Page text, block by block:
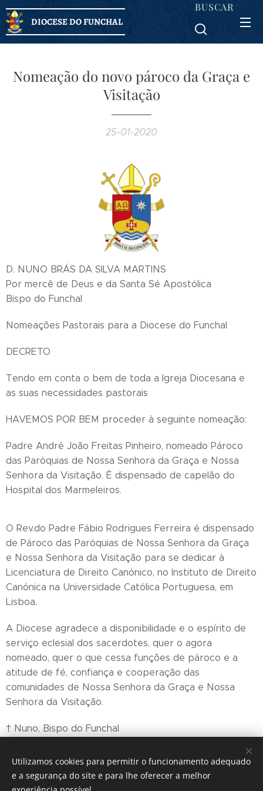
DIOCESE DO FUNCHAL
BUSCAR
Nomeação do novo pároco da Graça e
Visitação
25-01-2020
D. NUNO BRÁS DA SILVA MARTINS
Por mercê de Deus e da Santa Sé Apostólica
Bispo do Funchal
Nomeações Pastorais para a Diocese do Funchal
DECRETO
Tendo em conta o bem de toda a Igreja Diocesana e
as suas necessidades pastorais
HAVEMOS POR BEM proceder à seguinte nomeação:
Padre André João Freitas Pinheiro, nomeado Pároco
das Paróquias de Nossa Senhora da Graça e Nossa
Senhora da Visitação. É dispensado de capelão do
Hospital dos Marmeleiros.
O Rev.do Padre Fábio Rodrigues Ferreira é dispensado
de Pároco das Paróquias de Nossa Senhora da Graça
e Nossa Senhora da Visitação para se dedicar à
Licenciatura de Direito Canónico, no Instituto de Direito
Canónica na Universidade Católica Portuguesa, em
Lisboa.
A Diocese agradece a disponibilidade e o espírito de
serviço eclesial dos sacerdotes, quer o agora
nomeado, quer o que cessa funções de pároco e a
atitude de fé, confiança e cooperação das
comunidades de Nossa Senhora da Graça e Nossa
Senhora da Visitação.
† Nuno, Bispo do Funchal
Utilizamos cookies para permitir o funcionamento adequado
e a segurança do site e para lhe oferecer a melhor